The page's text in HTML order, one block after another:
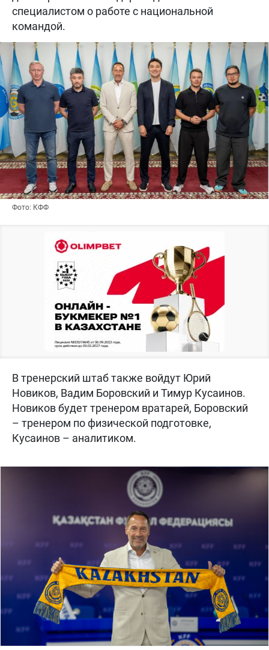
специалистом о работе с национальной
командой.
Фото: КФФ
В тренерский штаб также войдут Юрий
Новиков, Вадим Боровский и Тимур Кусаинов.
Новиков будет тренером вратарей, Боровский
– тренером по физической подготовке,
Кусаинов – аналитиком.